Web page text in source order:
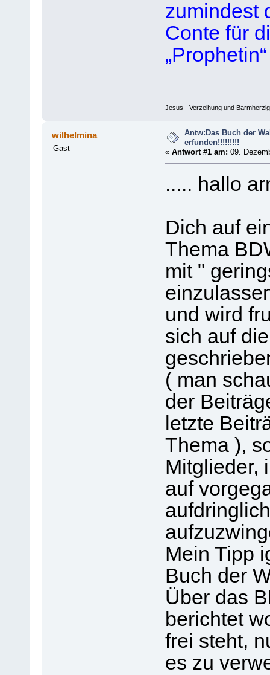
zumindest
Conte für
Jesus - Verzeihung und
wilhelmina
Gast
Antw:Das Buch der
erfunden!!!!!!!!!
« Antwort #1 am: 09.
..... hallo
Dich auf
Thema
mit "
und wird
sich auf
( man
der
letzte
Thema ),
Mitglieder,
auf
Mein Tipp
Buch der
Über das
berichtet
frei steht,
es zu